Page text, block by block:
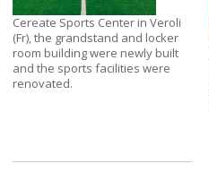
Cereate Sports Center in Veroli
(Fr), the grandstand and locker
room building were newly built
and the sports facilities were
renovated.